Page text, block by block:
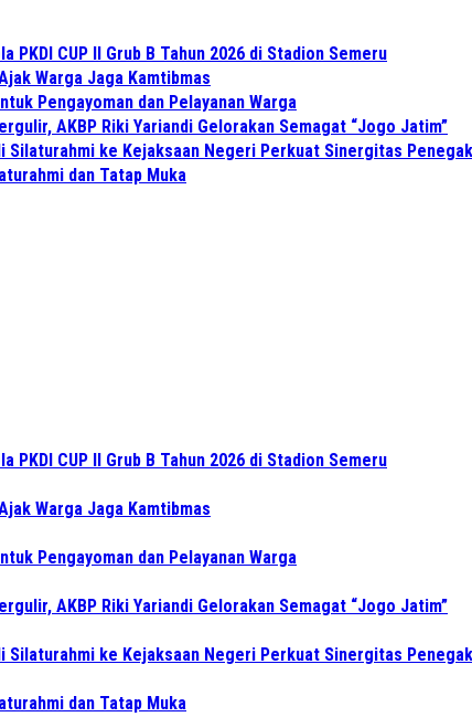
PKDI CUP II Grub B Tahun 2026 di Stadion Semeru
Warga Jaga Kamtibmas
Pengayoman dan Pelayanan Warga
AKBP Riki Yariandi Gelorakan Semagat “Jogo Jatim”
Silaturahmi ke Kejaksaan Negeri Perkuat Sinergitas
dan Tatap Muka
PKDI CUP II Grub B Tahun 2026 di Stadion Semeru
Warga Jaga Kamtibmas
Pengayoman dan Pelayanan Warga
AKBP Riki Yariandi Gelorakan Semagat “Jogo Jatim”
Silaturahmi ke Kejaksaan Negeri Perkuat Sinergitas
dan Tatap Muka